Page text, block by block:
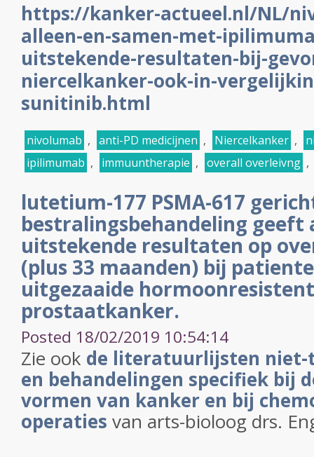
https://kanker-actueel.nl/NL/
alleen-en-samen-met-
uitstekende-resultaten-bij-
niercelkanker-ook-in-
sunitinib.html
nivolumab , anti-PD medicijnen , Niercelkanker ,
ipilimumab , immuuntherapie , overall overleivng ,
lutetium-177 PSMA-617
bestralingsbehandeling geeft
uitstekende resultaten op
(plus 33 maanden) bij
uitgezaaide
prostaatkanker.
Posted 18/02/2019 10:54:14
Zie ook de literatuurlijsten niet-
en behandelingen specifiek bij
vormen van kanker en bij
operaties van arts-bioloog drs.